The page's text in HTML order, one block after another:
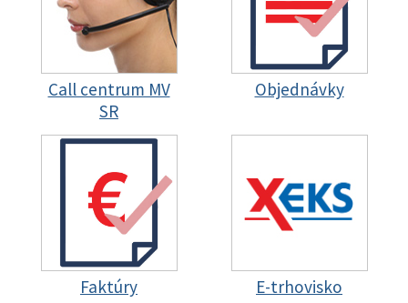
Call centrum MV
SR
Objednávky
Faktúry E-trhovisko